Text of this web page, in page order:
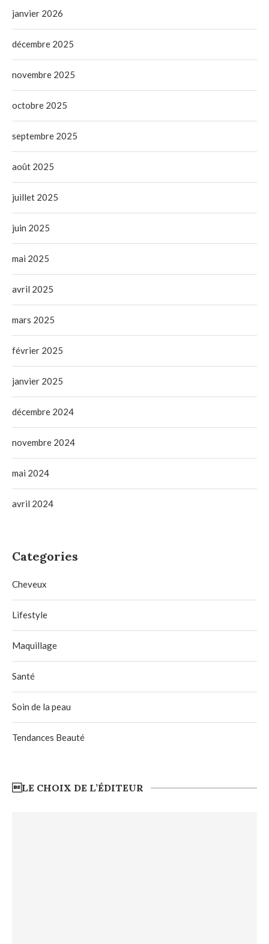
janvier 2026
décembre 2025
novembre 2025
octobre 2025
septembre 2025
août 2025
juillet 2025
juin 2025
mai 2025
avril 2025
mars 2025
février 2025
janvier 2025
décembre 2024
novembre 2024
mai 2024
avril 2024
Categories
Cheveux
Lifestyle
Maquillage
Santé
Soin de la peau
Tendances Beauté
LE CHOIX DE L’ÉDITEUR